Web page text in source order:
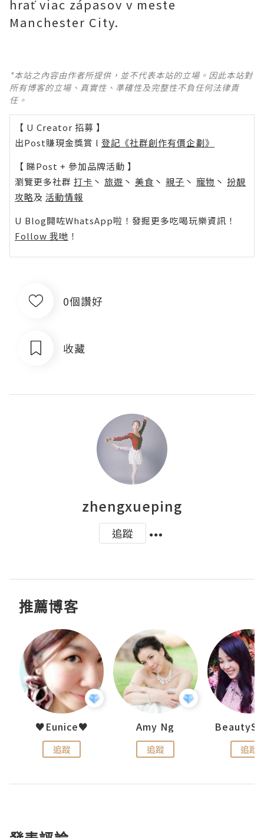
hrať viac zápasov v meste
Manchester City.
*本站之內容由作者所提供，並不代表本站的立場。因此本站對
所有博客的立場、真實性、準確性及完整性不負任何法律責
任。
【 U Creator 招募 】
出Post賺現金獎賞 l 登記《社群創作有價企劃》
【 睇Post + 參加品牌活動 】
瀏覽更多社群 打卡 丶 旅遊 丶 美食 丶 親子 丶 寵物 丶 扮靚
攻略及 活動情報
U Blog開咗WhatsApp啦！發掘更多吃喝玩樂資訊！
Follow 我哋 ！
0個讚好
收藏
zhengxueping
追蹤
推薦博客
♥Eunice♥
追蹤
Amy Ng
追蹤 追蹤